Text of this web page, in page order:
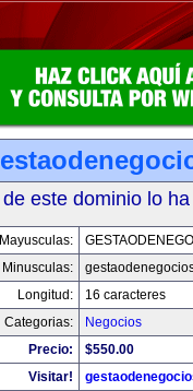
este dominio lo
Mayusculas:
Minusculas:
Longitud:
16 caracteres
Categorias:
Negocios
Precio:
$550.00
Visitar!